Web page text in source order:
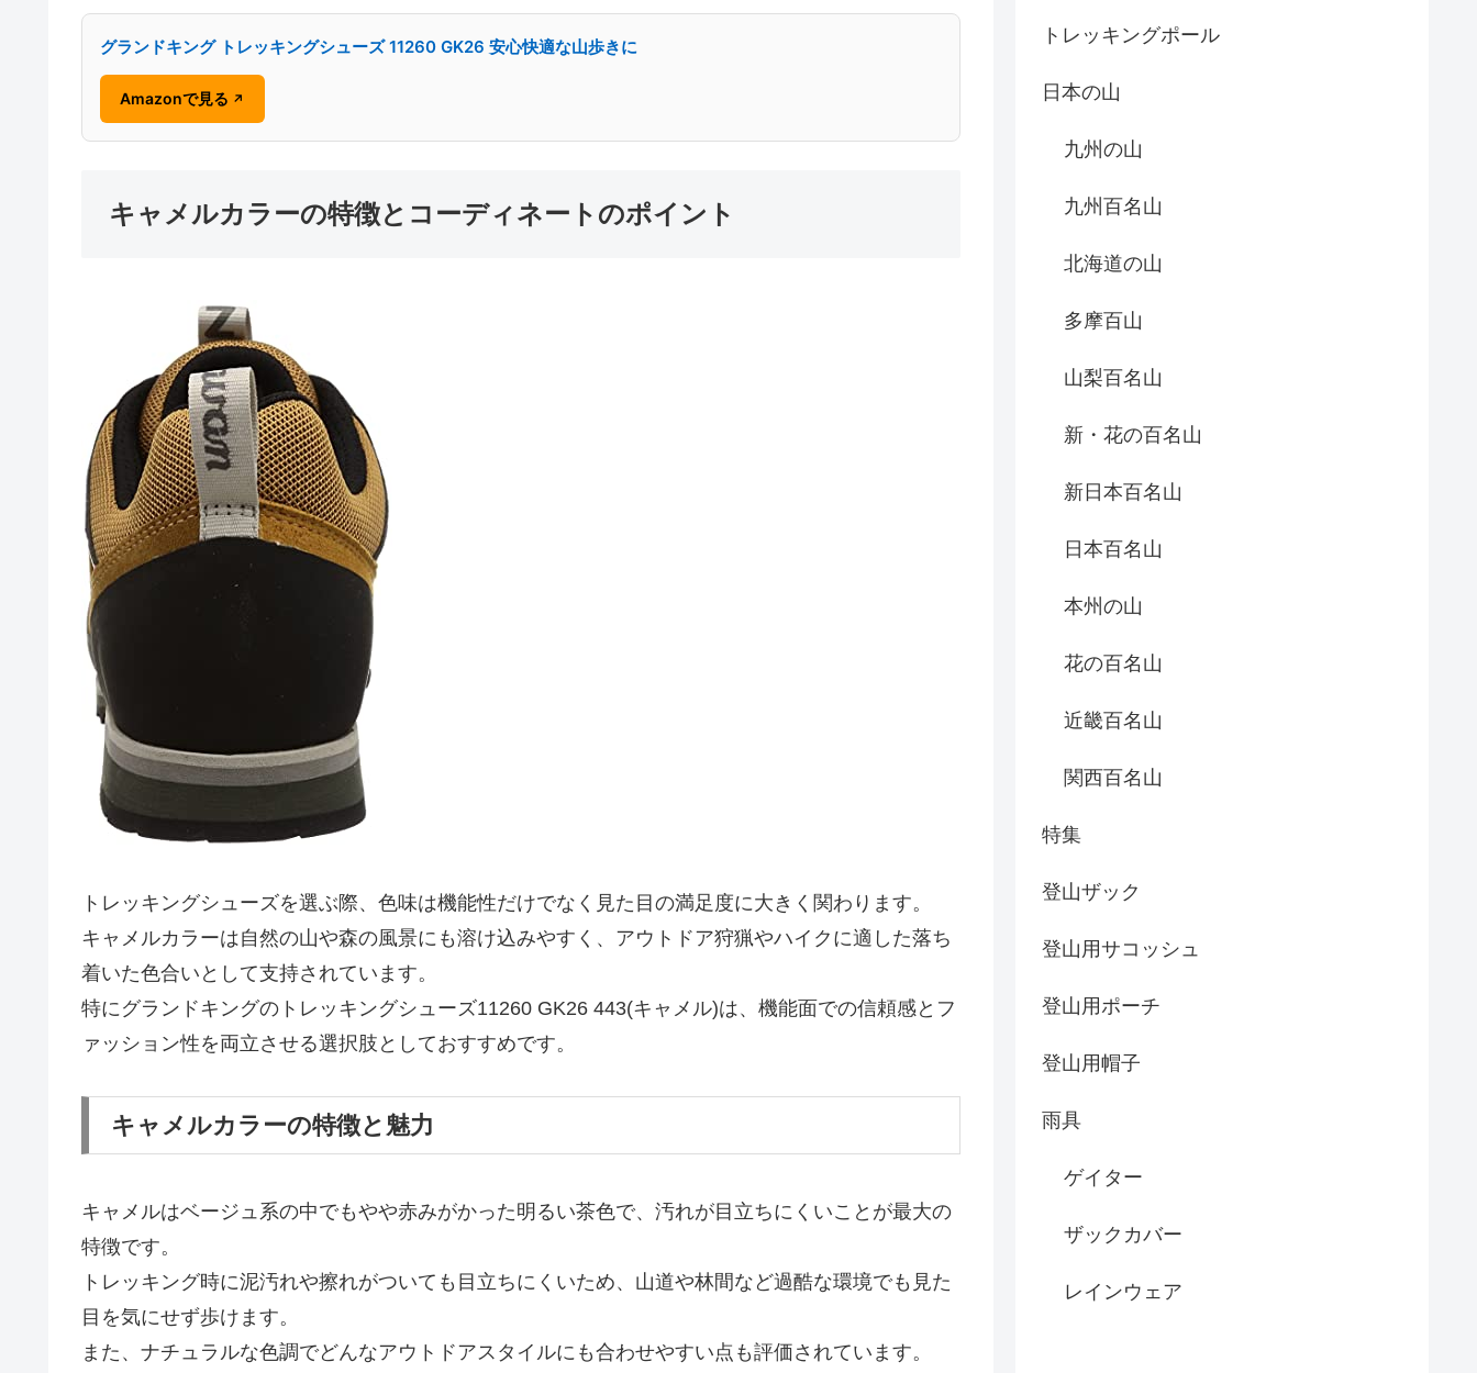
グランドキング トレッキングシューズ 11260 GK26 安心快適な山歩きに
Amazonで見る ↗
キャメルカラーの特徴とコーディネートのポイント
トレッキングシューズを選ぶ際、色味は機能性だけでなく見た目の満足度に大きく関わります。
キャメルカラーは自然の山や森の風景にも溶け込みやすく、アウトドア狩猟やハイクに適した落ち
着いた色合いとして支持されています。
特にグランドキングのトレッキングシューズ11260 GK26 443(キャメル)は、機能面での信頼感とフ
ァッション性を両立させる選択肢としておすすめです。
キャメルカラーの特徴と魅力
キャメルはベージュ系の中でもやや赤みがかった明るい茶色で、汚れが目立ちにくいことが最大の
特徴です。
トレッキング時に泥汚れや擦れがついても目立ちにくいため、山道や林間など過酷な環境でも見た
目を気にせず歩けます。
また、ナチュラルな色調でどんなアウトドアスタイルにも合わせやすい点も評価されています。
トレッキングポール
日本の山
九州の山
九州百名山
北海道の山
多摩百山
山梨百名山
新・花の百名山
新日本百名山
日本百名山
本州の山
花の百名山
近畿百名山
関西百名山
特集
登山ザック
登山用サコッシュ
登山用ポーチ
登山用帽子
雨具
ゲイター
ザックカバー
レインウェア